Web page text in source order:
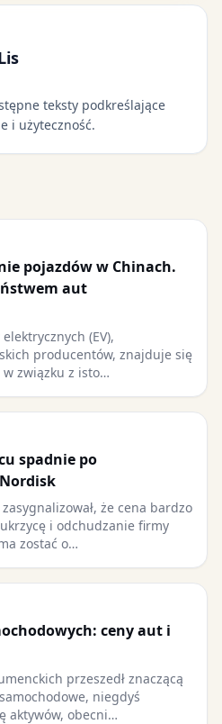
teksty podkreślające
i użyteczność.
pojazdów w Chinach.
aut
(EV),
producentów, znajduje się
związku z isto…
spadnie po
że cena bardzo
i odchudzanie firmy
zostać o…
ceny aut i
przeszedł znaczącą
niegdyś
aktywów, obecni…